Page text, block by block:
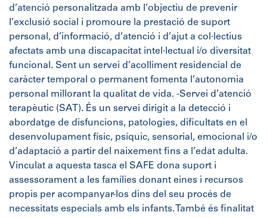
d’atenció personalitzada amb l’objectiu de prevenir
l’exclusió social i promoure la prestació de suport
personal, d’informació, d’atenció i d’ajut a col·lectius
afectats amb una discapacitat intel·lectual i/o diversitat
funcional. Sent un servei d’acolliment residencial de
caràcter temporal o permanent fomenta l’autonomia
personal millorant la qualitat de vida. -Servei d’atenció
terapèutic (SAT). És un servei dirigit a la detecció i
abordatge de disfuncions, patologies, dificultats en el
desenvolupament físic, psíquic, sensorial, emocional i/o
d’adaptació a partir del naixement fins a l’edat adulta.
Vinculat a aquesta tasca el SAFE dona suport i
assessorament a les famílies donant eines i recursos
propis per acompanyar-los dins del seu procés de
necessitats especials amb els infants. També és finalitat